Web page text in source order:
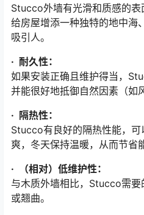
Stucco外墙有光滑和质感的
给房屋增添一种独特的地中海
吸引人。
· 耐久性：
如果安装正确且维护得当，
并能很好地抵御自然因素（如
· 隔热性：
Stucco有良好的隔热性能，
爽，冬天保持温暖，从而节省
· （相对）低维护性：
与木质外墙相比，Stucco需
或翘曲。